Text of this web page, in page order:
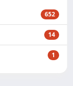
652
14
1